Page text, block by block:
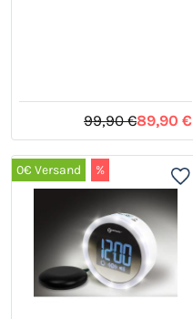
99,90 €89,90 €
0€ Versand %